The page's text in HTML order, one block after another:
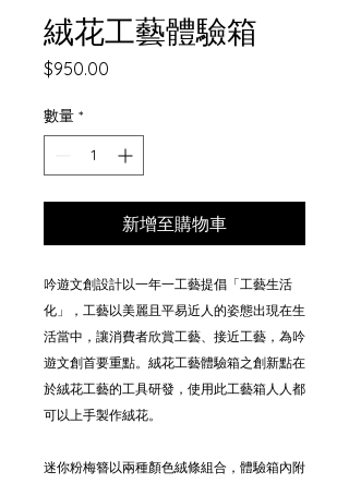
絨花工藝體驗箱
$950.00
數量 *
新增至購物車
吟遊文創設計以一年一工藝提倡「工藝生活
化」，工藝以美麗且平易近人的姿態出現在生
活當中，讓消費者欣賞工藝、接近工藝，為吟
遊文創首要重點。絨花工藝體驗箱之創新點在
於絨花工藝的工具研發，使用此工藝箱人人都
可以上手製作絨花。
迷你粉梅簪以兩種顏色絨條組合，體驗箱內附